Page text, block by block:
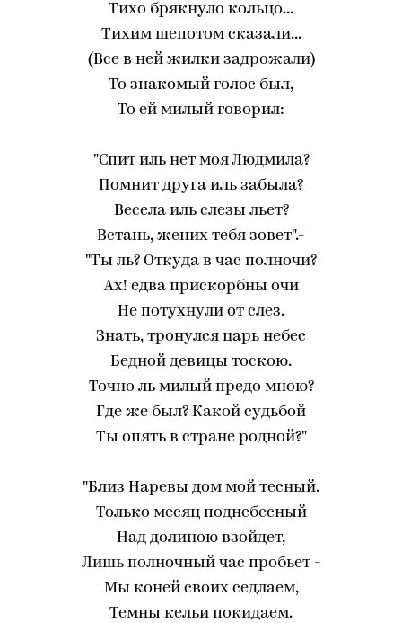
Тихо брякнуло кольцо...
Тихим шепотом сказали...
(Все в ней жилки задрожали)
То знакомый голос был,
То ей милый говорил:
"Спит иль нет моя Людмила?
Помнит друга иль забыла?
Весела иль слезы льет?
Встань, жених тебя зовет".-
"Ты ль? Откуда в час полночи?
Ах! едва прискорбны очи
Не потухнули от слез.
Знать, тронулся царь небес
Бедной девицы тоскою.
Точно ль милый предо мною?
Где же был? Какой судьбой
Ты опять в стране родной?"
"Близ Наревы дом мой тесный.
Только месяц поднебесный
Над долиною взойдет,
Лишь полночный час пробьет -
Мы коней своих седлаем,
Темны кельи покидаем.